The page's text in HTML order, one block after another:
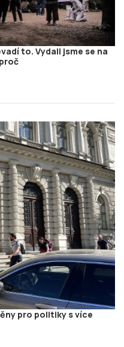
to. Vydali jsme se na
pro politiky s více